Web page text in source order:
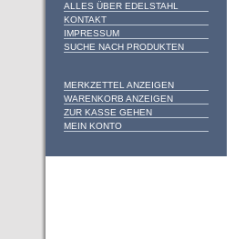
ALLES ÜBER EDELSTAHL
KONTAKT
IMPRESSUM
SUCHE NACH PRODUKTEN
MERKZETTEL ANZEIGEN
WARENKORB ANZEIGEN
ZUR KASSE GEHEN
MEIN KONTO